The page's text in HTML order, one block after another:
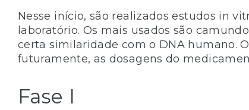
Nesse início, são realizados estudos in
laboratório. Os mais usados são
certa similaridade com o DNA humano.
futuramente, as dosagens do
Fase I